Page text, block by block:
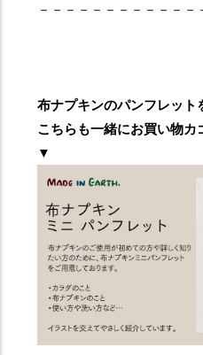
－－－－－－－－－－－－
布ナプキンのパンフレット
こちらも一緒にお買い物カ
▼